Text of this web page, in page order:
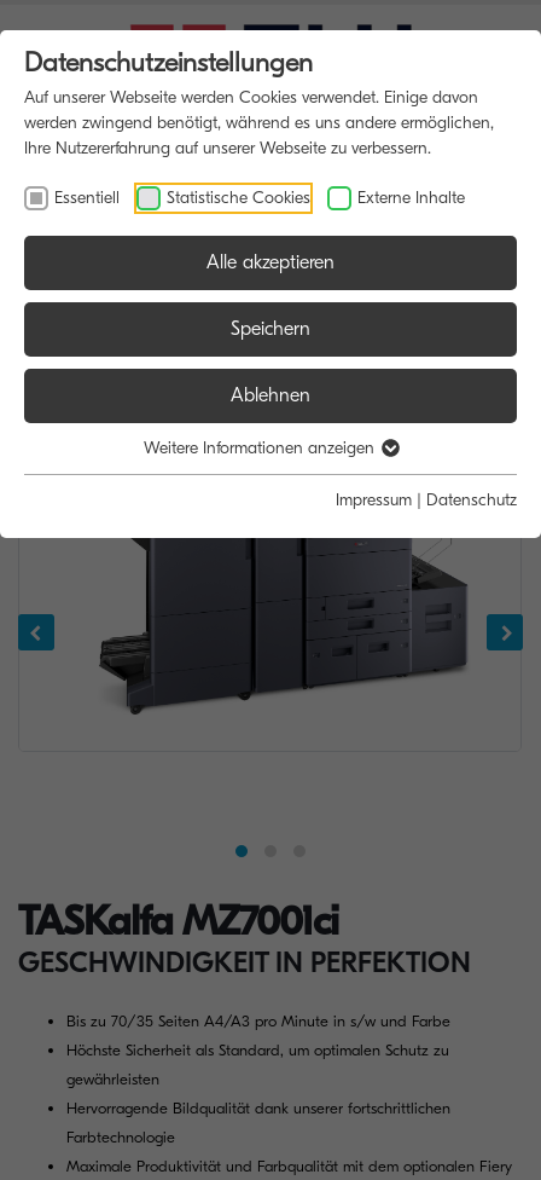
TASKalfa MZ7001ci
GESCHWINDIGKEIT IN PERFEKTION
Bis zu 70/35 Seiten A4/A3 pro Minute in s/w und Farbe
Höchste Sicherheit als Standard, um optimalen Schutz zu
gewährleisten
Hervorragende Bildqualität dank unserer fortschrittlichen
Farbtechnologie
Maximale Produktivität und Farbqualität mit dem optionalen Fiery
Datenschutzeinstellungen
Auf unserer Webseite werden Cookies verwendet. Einige davon
werden zwingend benötigt, während es uns andere ermöglichen,
Ihre Nutzererfahrung auf unserer Webseite zu verbessern.
Essentiell Statistische Cookies Externe Inhalte
Alle akzeptieren
Speichern
Ablehnen
Weitere Informationen anzeigen
Impressum | Datenschutz